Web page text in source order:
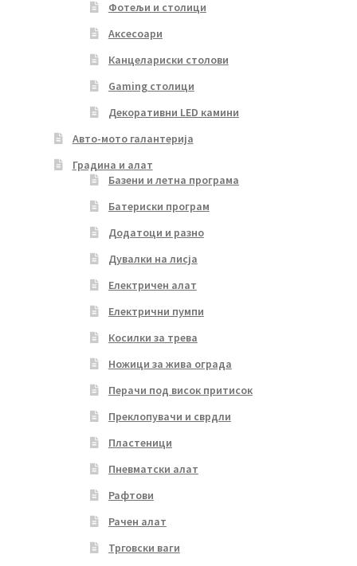
Фотељи и столици
Аксесоари
Канцелариски столови
Gaming столици
Декоративни LED камини
Авто-мото галантерија
Градина и алат
Базени и летна програма
Батериски програм
Додатоци и разно
Дувалки на лисја
Електричен алат
Електрични пумпи
Косилки за трева
Ножици за жива ограда
Перачи под висок притисок
Преклопувачи и сврдли
Пластеници
Пневматски алат
Рафтови
Рачен алат
Трговски ваги